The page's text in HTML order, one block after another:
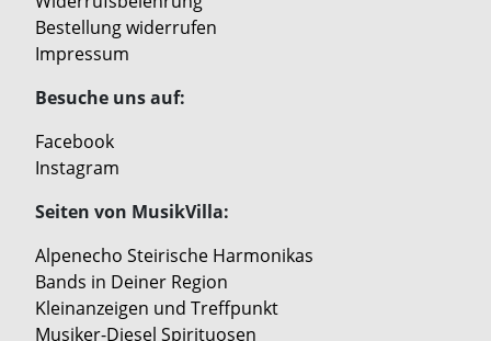
Bestellung widerrufen
Impressum
Besuche uns auf:
Facebook
Instagram
Seiten von MusikVilla:
Alpenecho Steirische Harmonikas
Bands in Deiner Region
Kleinanzeigen und Treffpunkt
Musiker-Diesel Spirituosen